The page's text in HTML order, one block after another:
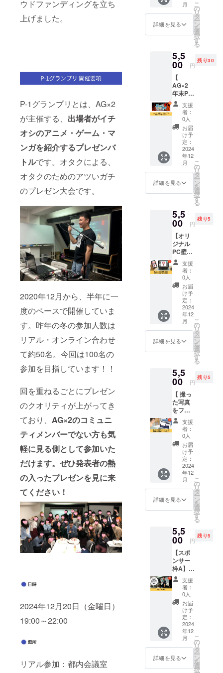
ウドファンディングを立ち
上げました。
P-1グランプリとは、AG×2
が主催する、 出場者がイチ
オシのアニメ・ゲーム・マ
ンガを紹介するプレゼンバ
トルです。オタクによる、
オタクのためのアツいガチ
のプレゼン大会です。
2020年12月から、半年に一
度のペースで開催していま
す。昨年の冬の参加人数は
リアル・オンライン合わせ
て約50名。今回は100名の
参加を目指しています！！
回を重ねるごとにプレゼン
のクオリティが上がってき
ており、 AG×2のコミュニ
ティメンバーでない方も気
軽に見る側として参加いた
だけます。ぜひ発表者の熱
の入ったプレゼンを見に来
てください！
2024年12月20日（金曜日）
19:00～22:00
リアル参加：都内会議室
メール
知らせ
いたし
場合、
宿泊交
通費な
さい ※
リアル
の会議
室など
の予
約、費
用はご
負担く
ださい
※マン
ツーマ
ンでの
実施で
ンライ
ンzoom
にて開
毎月第2
19:00～
22:00「
AG×2
オンラ
イン交
流会」
オンラ
イン
zoomに
て開催
中 〇 毎
月第2日
曜日
14:00～
17:00「
AG×2
休日リ
内の施
設にて
〇 毎月
第3金曜
日
19:00～
22:00「
AG×2
週末リ
アル交
流会」
五反田
の会議
室にて
※詳細は
メール
いたし
ます。
※リアル
交流会
にご参
加の場
合は、
会場ま
での交
通費は
各自ご
負担く
ださ
い。
クラウ
ドファ
ンディ
ング特
典付き
グラン
プリに
リアル
参加で
きる権
利で
す。画
像チ
ケット
をお届
けいた
しま
す。 会
場にて
イベン
トをお
楽しみ
援で1名
様がご
参加い
ただけ
ます。
■詳細
・日
時：
2024年
12月20
（金）
19時〜
22時 ・
場所：
都内会
議室で
はメー
ルでお
ます）
・画像
チケッ
トを送
付 ・お
弁当引
換券
（イベ
ント当
日のみ
有効）
［クラ
ファン
ディン
にゃん
さんの
プレゼ
ンプチ
講座
（約10
分の動
画URL
をメー
ルでお
送りし
ます）
※詳細は
メール
にてお
いたし
ます。
月
詳細を見る
こ
の
リ
タ
ー
ン
を
選
択
す
る
5,5
00 円
残り30
【
AG×2
年末P-1
グラン
プリ参
加 紙
チケッ
ト（リ
アル参
加）】
クラウ
ドファ
ンディ
ング特
典付き
年末P-1
プリに
リアル
参加で
きる
「紙チ
ケッ
ト」を
お届け
いたし
ます。
会場に
てイベ
ントを
お楽し
みいた
だけま
す！1支
ただけ
ます。
■詳細
・日
時：
2024年
12月20
（金）
19時〜
22時 ・
場所：
都内会
議室で
実施
（詳細
な場所
ます）
・紙チ
を送付
・お弁
当引換
券（イ
ベント
当日の
み有
効）
［クラ
ウド
ファン
ディン
典］ あ
にゃん
支援
者：
0人
お届
け予
定：
2024
年12
月
詳細を見る
こ
の
リ
タ
ー
ン
を
選
択
す
る
5,5
00 円
残り5
【オリ
ジナル
PC壁
紙・ス
マホ待
ち受け
画像作
成基礎
講座】
Photos
hopを使
用し
た、オ
リジナ
ルPC壁
紙・ス
ち受け
画像作
成基礎
講座を
受けて
いただ
ける権
利で
す。 ■
詳細 ・
日時：
別途調
整 ・時
間：120
分 ・場
所：オ
ンライ
限：
2025年
4月まで
※詳細は
メール
にてお
知らせ
いたし
ます。
※マン
ツーマ
ンでの
実施で
支援
者：
0人
お届
け予
定：
2024
年12
月
詳細を見る
こ
の
リ
タ
ー
ン
を
選
択
す
る
5,5
00 円
残り5
【 撮っ
た写真
をフォ
トムー
ビーに
動画編
集の基
本ワー
ショッ
プ】
aviutlを
使用し
た撮っ
た写真
をフォ
ビーに
動画編
集の基
本ワー
ク
ショッ
プに参
加いた
だける
権利で
す。 ■
詳細 ・
日時：
別途調
整 ・時
間：120
分 ・場
支援
者：
0人
お届
け予
定：
2024
年12
月
詳細を見る
こ
の
リ
タ
ー
ン
を
選
択
す
る
5,5
00 円
残り5
【スポ
ンサー
枠A】
AG×2
年末P-1
グラン
プリイ
ベント
開始時
と終了
時にあ
なたの
会社の
ロゴor
お名前
支援
者：
0人
お届
け予
定：
2024
年12
月
詳細を見る
こ
の
リ
タ
ー
ン
を
選
択